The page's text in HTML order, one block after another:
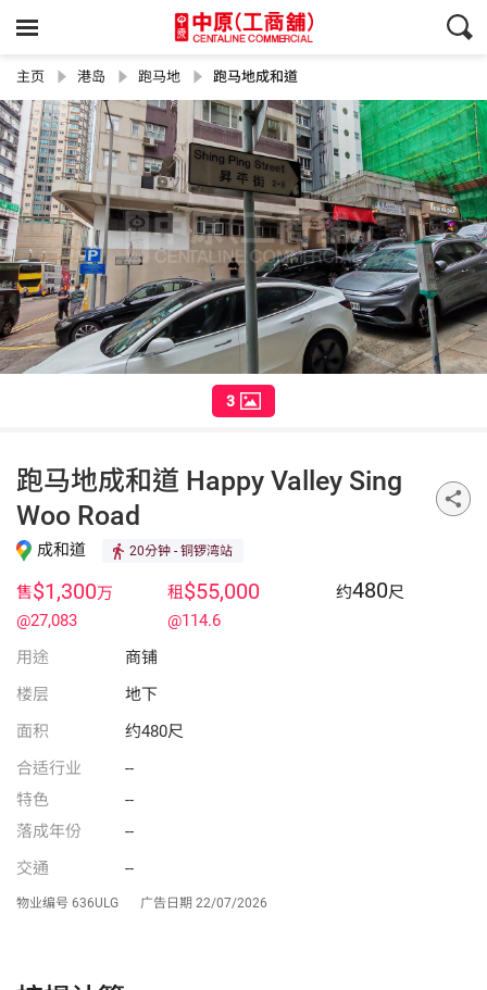
主页 港岛 跑马地 跑马地成和道
3
跑马地成和道 Happy Valley Sing
Woo Road
成和道 20分钟 - 铜锣湾站
售$1,300万
@27,083
租$55,000
@114.6
约480尺
用途
商铺
楼层
地下
面积
约480尺
合适行业
--
特色
--
落成年份
--
交通
--
物业编号 636ULG 广告日期 22/07/2026